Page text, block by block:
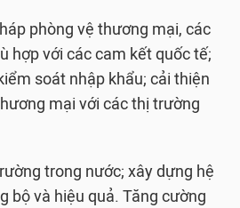
phòng vệ thương mại, các
hợp với các cam kết quốc tế;
soát nhập khẩu; cải thiện
mại với các thị trường
trong nước; xây dựng hệ
bộ và hiệu quả. Tăng cường